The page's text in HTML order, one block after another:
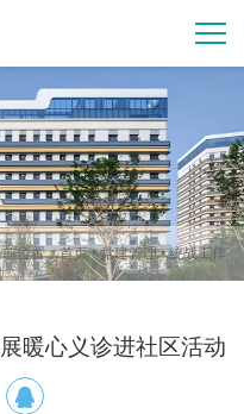
位置：首页•党建管理•统战工作
暖心义诊进社区活动